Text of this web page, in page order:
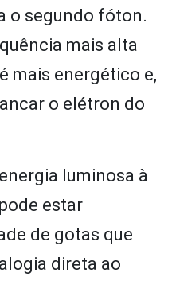
o segundo fóton.
mais alta
mais energético e,
o elétron do
luminosa à
estar
de gotas que
direta ao